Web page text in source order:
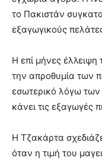
το Πακιστάν
εξαγωγικούς
Η επί μήνες έλλειψη
την απροθυμία των
εσωτερικό λόγω
κάνει τις εξαγωγές
Η Τζακάρτα
όταν η τιμή του